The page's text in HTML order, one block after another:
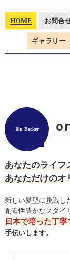
HOME お問合
ギャラリー
Blu Bocker
あなたのライフ
あなただけのオ
新しい髪型に挑戦し
創造性豊かなスタイ
日本で培った丁
手伝いします。